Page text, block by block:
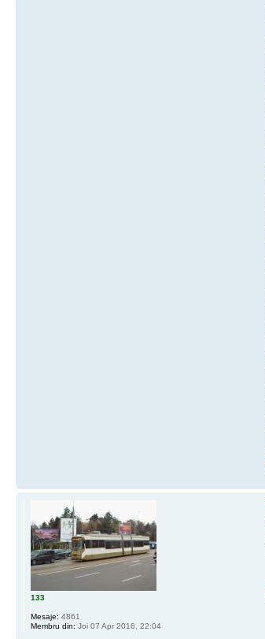
133
Mesaje: 4861
Membru din: Joi 07 Apr 2016, 22:04